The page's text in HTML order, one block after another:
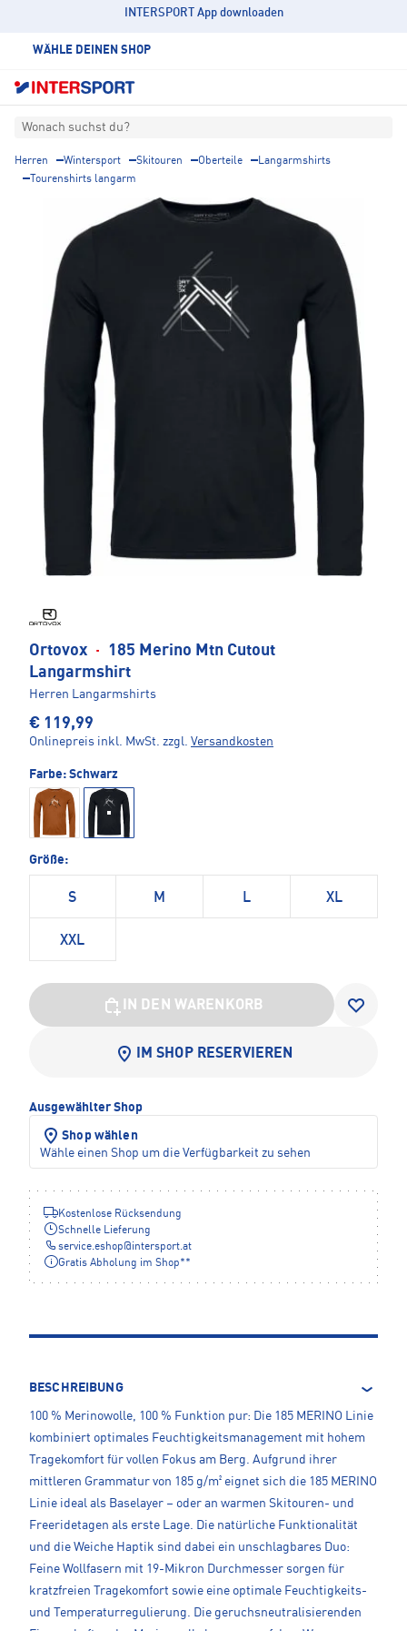
INTERSPORT App downloaden
WÄHLE DEINEN SHOP
Wonach suchst du?
Herren Wintersport Skitouren Oberteile
Langarmshirts
Tourenshirts langarm
Ortovox ·
185 Merino Mtn Cutout
Langarmshirt
Herren Langarmshirts
€ 119,99
Onlinepreis inkl. MwSt. zzgl. Versandkosten
Farbe: Schwarz
Größe:
S M L XL
XXL
IN DEN WARENKORB
IM SHOP RESERVIEREN
Ausgewählter Shop
Shop wählen
Wähle einen Shop um die Verfügbarkeit zu sehen
Kostenlose Rücksendung
Schnelle Lieferung
service.eshop@intersport.at
Gratis Abholung im Shop**
BESCHREIBUNG
100 % Merinowolle, 100 % Funktion pur: Die 185 MERINO Linie
kombiniert optimales Feuchtigkeitsmanagement mit hohem
Tragekomfort für vollen Fokus am Berg. Aufgrund ihrer
mittleren Grammatur von 185 g/m² eignet sich die 185 MERINO
Linie ideal als Baselayer – oder an warmen Skitouren- und
Freeridetagen als erste Lage. Die natürliche Funktionalität
und die Weiche Haptik sind dabei ein unschlagbares Duo:
Feine Wollfasern mit 19-Mikron Durchmesser sorgen für
kratzfreien Tragekomfort sowie eine optimale Feuchtigkeits-
und Temperaturregulierung. Die geruchsneutralisierenden